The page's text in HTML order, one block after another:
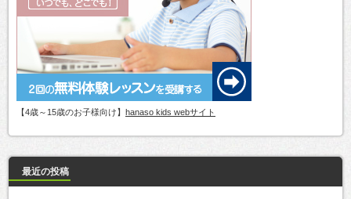
【4歳～15歳のお子様向け】 hanaso kids webサイト
最近の投稿